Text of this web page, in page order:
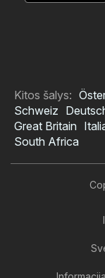
Kitos šalys:
Schweiz
Great Britain
South Africa